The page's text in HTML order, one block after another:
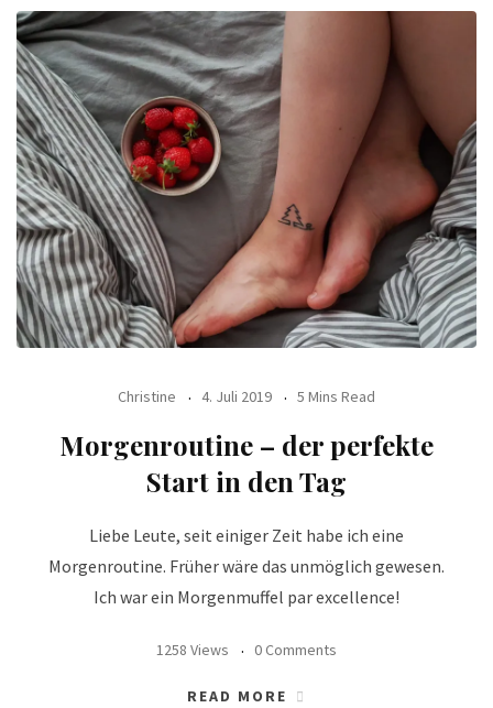
Christine 4. Juli 2019 5 Mins Read
Morgenroutine – der perfekte
Start in den Tag
Liebe Leute, seit einiger Zeit habe ich eine
Morgenroutine. Früher wäre das unmöglich gewesen.
Ich war ein Morgenmuffel par excellence!
1258 Views 0 Comments
READ MORE